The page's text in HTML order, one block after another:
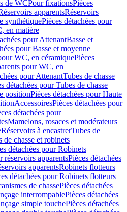
de WCPour fixationsPièces
apparentsRéservoirs
synthétiquePièces détachées pour
en matière
pour AttenantBasse et
pour Basse et moyenne
WC, en céramiquePièces
pour WC, en
pour AttenantTubes de chasse
détachées pour Tubes de chasse
positionPièces détachées pour Haute
AccessoiresPièces détachées pour
détachées pour
Mamelons, rosaces et modérateurs
Réservoirs à encastrerTubes de
de chasse et robinets
détachées pour Robinets
réservoirs apparentsPièces détachées
apparentsRobinets flotteurs
détachées pour Robinets flotteurs
de chassePièces détachées
interrompablePièces détachées
simple touchePièces détachées